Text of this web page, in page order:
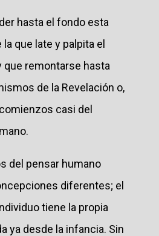
hasta el fondo esta
la que late y palpita el
que remontarse hasta
de la Revelación o,
casi del
del pensar humano
diferentes; el
tiene la propia
ya desde la infancia. Sin